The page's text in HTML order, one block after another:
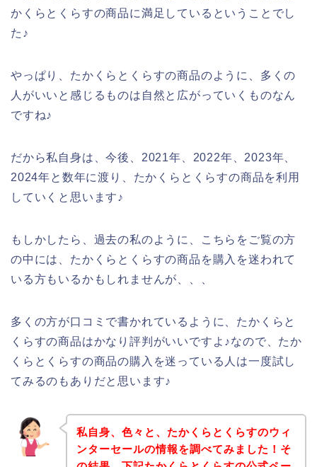
かくらとくらすの商品に満足しているということでし
た♪
やっぱり、たかくらとくらすの商品のように、多くの
人がいいと感じるものは自然と広がっていくものなん
ですね♪
だから私自身は、今後、2021年、2022年、2023年、
2024年と数年に渡り、たかくらとくらすの商品を利用
していくと思います♪
もしかしたら、過去の私のように、こちらをご覧の方
の中には、たかくらとくらすの商品を購入を迷われて
いる方もいるかもしれませんが、、、
多くの方が口コミで書かれているように、たかくらと
くらすの商品はかなり評判がいいですよ♪なので、たか
くらとくらすの商品の購入を迷っている人は一度試し
てみるのもありだと思います♪
私自身、色々と、たかくらとくらすのウィ
ンターセールの情報を調べてみました！そ